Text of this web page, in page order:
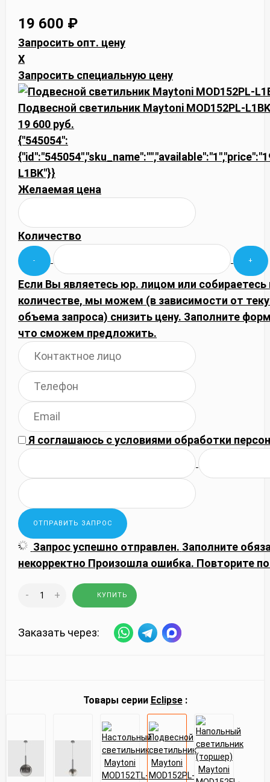
19 600 ₽
Запросить опт. цену
X
Запросить специальную цену
Подвесной светильник Maytoni MOD152PL-L1BK
19 600 руб.
{"545054":
L1BK"}}
Желаемая цена
Количество
Если Вы являетесь юр. лицом или
количестве, мы можем (в зависимости от
объема запроса) снизить цену. Заполните
что сможем предложить.
Я соглашаюсь сусловиями обработки
Запрос успешно отправлен. Заполните
некорректно Произошла ошибка. Повторите
- + КУПИТЬ
Заказать через:
Товары серии Eclipse: